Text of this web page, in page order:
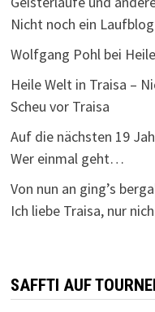
Nicht noch ein
Wolfgang Pohlbei
Heile Welt in Traisa –
Scheu vor Traisa
Auf die nächsten 19
Wer einmal geht…
Von nun an ging’s
Ich liebe Traisa, nur
SAFFTI AUF